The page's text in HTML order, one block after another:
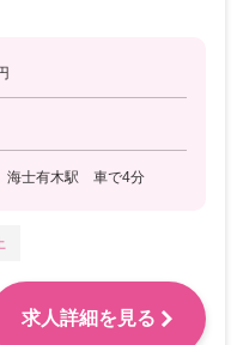
海士有木駅 車で4分
求人詳細を見る